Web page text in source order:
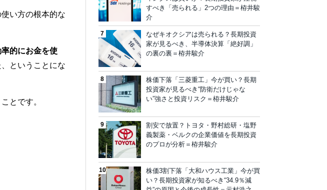
い方の根本的な
的にお金を使
ということにな
とです。
すべき「売られる」2つの理由＝栫井駿
介
なぜキオクシアは売られる？長期投資
家が見るべき、半導体決算「絶好調」
の裏の裏＝栫井駿介
株価下落「三菱重工」今が買い？長期
投資家が見るべき“防衛だけじゃな
い”強さと投資リスク＝栫井駿介
割安で放置？トヨタ・野村総研・塩野
義製薬・ベルクの企業価値を長期投資
のプロが分析＝栫井駿介
株価3割下落「大和ハウス工業」今が買
い？長期投資家が知るべき“34.9％減